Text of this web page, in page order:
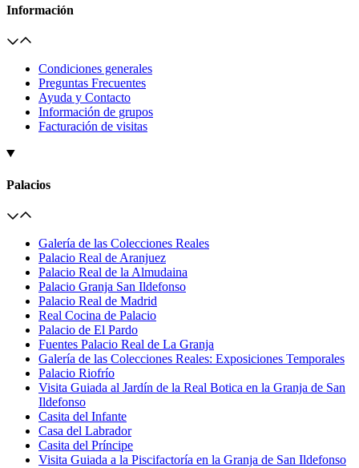
Información
Condiciones generales
Preguntas Frecuentes
Ayuda y Contacto
Información de grupos
Facturación de visitas
Palacios
Galería de las Colecciones Reales
Palacio Real de Aranjuez
Palacio Real de la Almudaina
Palacio Granja San Ildefonso
Palacio Real de Madrid
Real Cocina de Palacio
Palacio de El Pardo
Fuentes Palacio Real de La Granja
Galería de las Colecciones Reales: Exposiciones Temporales
Palacio Riofrío
Visita Guiada al Jardín de la Real Botica en la Granja de San
Ildefonso
Casita del Infante
Casa del Labrador
Casita del Príncipe
Visita Guiada a la Piscifactoría en la Granja de San Ildefonso